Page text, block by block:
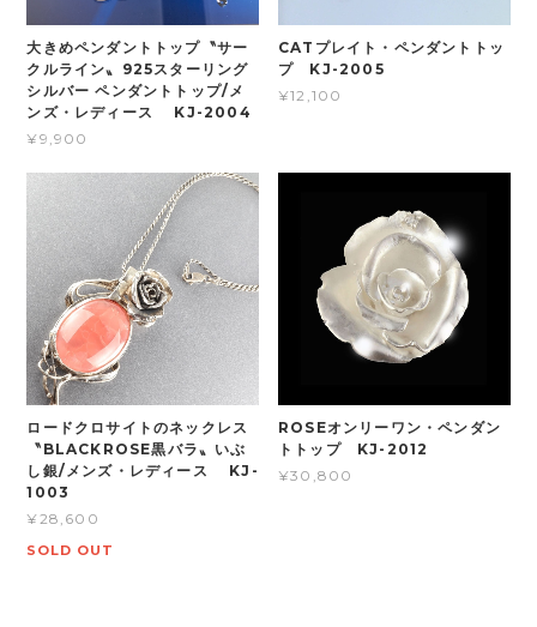
大きめペンダントトップ〝サー
クルライン〟925スターリング
シルバー ペンダントトップ/メ
ンズ・レディース KJ-2004
¥9,900
CATプレイト・ペンダントトッ
プ KJ-2005
¥12,100
ロードクロサイトのネックレス
〝BLACKROSE黒バラ〟いぶ
し銀/メンズ・レディース KJ-
1003
¥28,600
SOLD OUT
ROSEオンリーワン・ペンダン
トトップ KJ-2012
¥30,800